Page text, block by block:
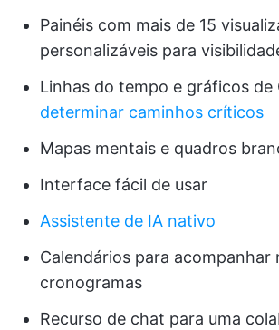
Painéis com mais de 15
personalizáveis para
Linhas do tempo e gráficos de
determinar caminhos críticos
Mapas mentais e quadros
Interface fácil de usar
Assistente de IA nativo
Calendários para acompanhar
cronogramas
Recurso de chat para uma